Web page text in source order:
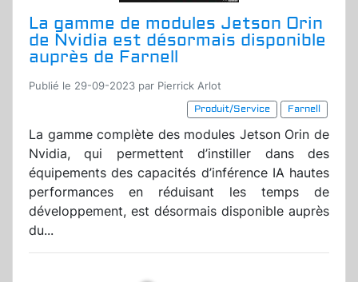
La gamme de modules Jetson Orin
de Nvidia est désormais disponible
auprès de Farnell
Publié le 29-09-2023 par Pierrick Arlot
Produit/Service
Farnell
La gamme complète des modules Jetson Orin de
Nvidia, qui permettent d’instiller dans des
équipements des capacités d’inférence IA hautes
performances en réduisant les temps de
développement, est désormais disponible auprès
du...